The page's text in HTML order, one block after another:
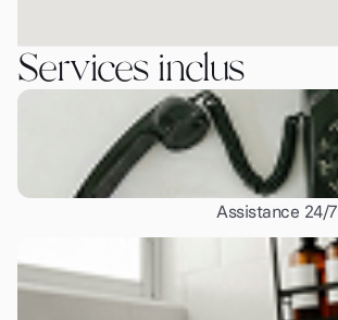
Services inclus
Assistance 24/7